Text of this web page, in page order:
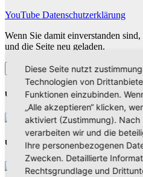
YouTube Datenschutzerklärung
Wenn Sie damit einverstanden
und die Seite neu geladen.
YouTube Inhalte zulassen
Unsere Partner
Unsere Partner
Diese Seite nutzt
Technologien von
Funktionen einzubinden.
„Alle akzeptieren“ klicken,
aktiviert (Zustimmung). Nach
verarbeiten wir und die
Ihre personenbezogenen
Zwecken. Detaillierte
Rechtsgrundlage und